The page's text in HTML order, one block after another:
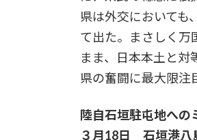
県は外交においても
て出た。まさしく万
まま、日本本土と
県の奮闘に最大限注
陸自石垣駐屯地への
３月18日 石垣港八